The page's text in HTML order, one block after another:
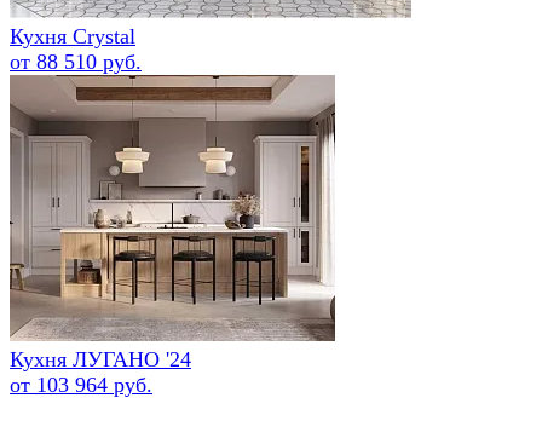
Кухня Crystal
от 88 510 руб.
Кухня ЛУГАНО '24
от 103 964 руб.